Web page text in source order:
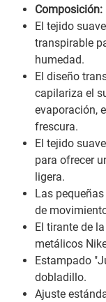
Composición:
El tejido
transpirable
humedad.
El diseño
capilariza el
evaporación,
frescura.
El tejido
para ofrecer
ligera.
Las
de
El tirante de
metálicos
Estampado
dobladillo.
Ajuste